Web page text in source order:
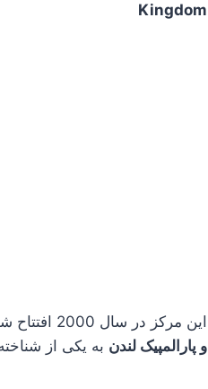
Kingdom
این مرکز در سال 2000 افتتاح شد، اما نقطه عطف واقعی آن سال 2012 بود؛ زمانی که در جریان
و پارالمپیک لندن به یکی از